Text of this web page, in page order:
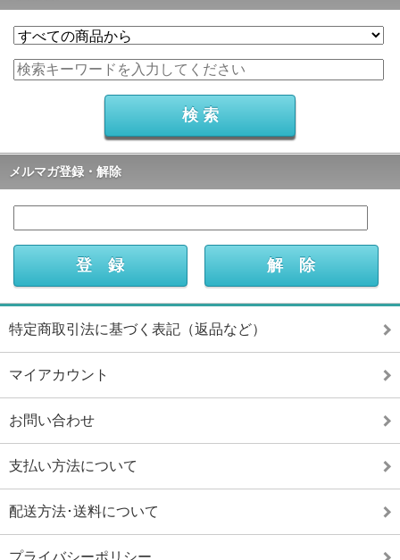
メルマガ登録・解除
特定商取引法に基づく表記（返品など）
マイアカウント
お問い合わせ
支払い方法について
配送方法･送料について
プライバシーポリシー